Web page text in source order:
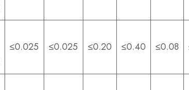
≤0.025 ≤0.025 ≤0.20 ≤0.40 ≤0.08